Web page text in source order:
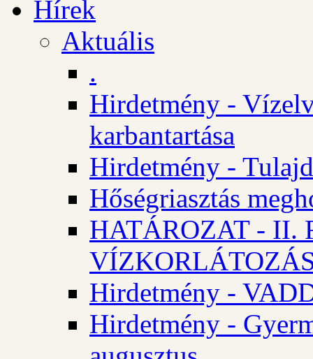
Hírek
Aktuális
.
Hirdetmény -
karbantartása
Hirdetmény -
Hőségriasztás
HATÁROZAT - II.
Hirdetmény -
Hirdetmény -